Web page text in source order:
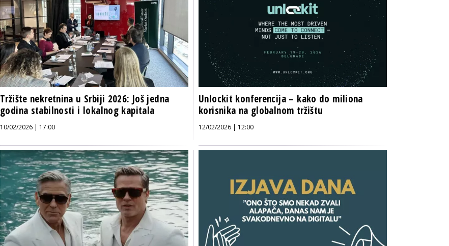
Tržište nekretnina u Srbiji 2026: Još jedna
godina stabilnosti i lokalnog kapitala
10/02/2026 | 17:00
Unlockit konferencija – kako do miliona
korisnika na globalnom tržištu
12/02/2026 | 12:00